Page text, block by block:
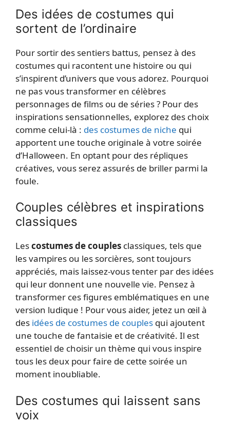
Des idées de costumes qui
sortent de l’ordinaire
Pour sortir des sentiers battus, pensez à des
costumes qui racontent une histoire ou qui
s’inspirent d’univers que vous adorez. Pourquoi
ne pas vous transformer en célèbres
personnages de films ou de séries ? Pour des
inspirations sensationnelles, explorez des choix
comme celui-là : des costumes de niche qui
apportent une touche originale à votre soirée
d’Halloween. En optant pour des répliques
créatives, vous serez assurés de briller parmi la
foule.
Couples célèbres et inspirations
classiques
Lescostumes de couples classiques, tels que
les vampires ou les sorcières, sont toujours
appréciés, mais laissez-vous tenter par des idées
qui leur donnent une nouvelle vie. Pensez à
transformer ces figures emblématiques en une
version ludique ! Pour vous aider, jetez un œil à
des idées de costumes de couples qui ajoutent
une touche de fantaisie et de créativité. Il est
essentiel de choisir un thème qui vous inspire
tous les deux pour faire de cette soirée un
moment inoubliable.
Des costumes qui laissent sans
voix